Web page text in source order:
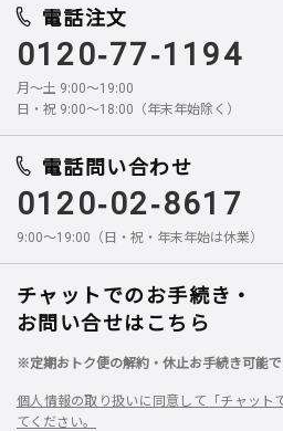
電話注文
0120-77-1194
月～土 9:00～19:00
日・祝 9:00～18:00（年末年始除く）
電話問い合わせ
0120-02-8617
9:00～19:00（日・祝・年末年始は休業）
チャットでのお手続き・
お問い合せはこちら
※定期おトク便の解約・休止お手続き可能
個人情報の取り扱いに同意して「チャット
てください。